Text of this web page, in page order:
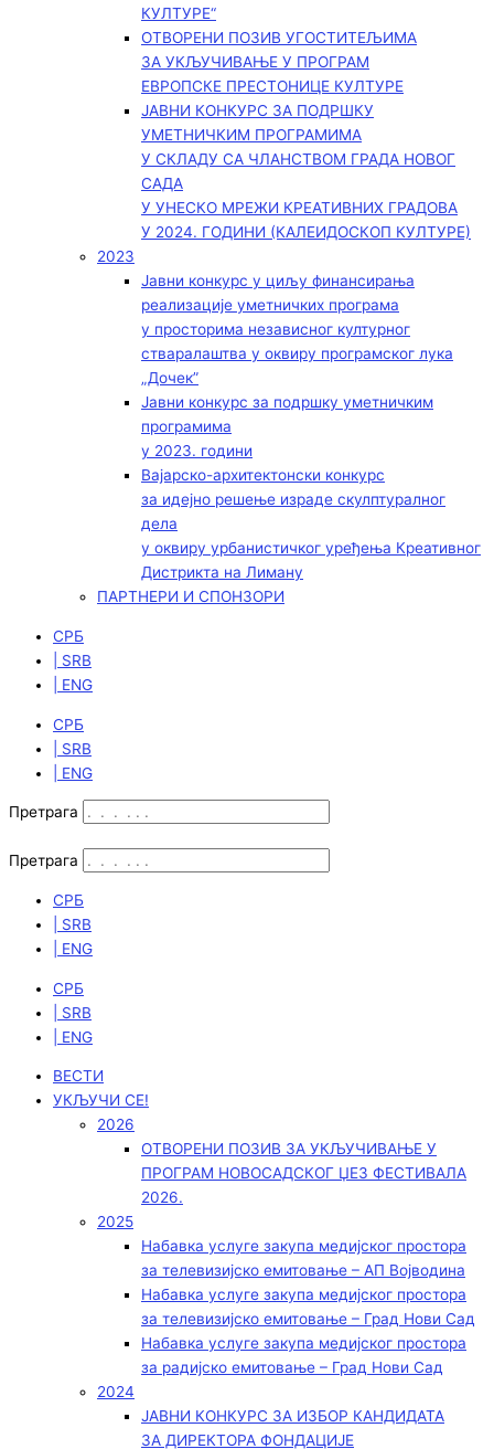
КУЛТУРЕ“
ОТВОРЕНИ ПОЗИВ УГОСТИТЕЉИМА
ЗА УКЉУЧИВАЊЕ У ПРОГРАМ
ЕВРОПСКЕ ПРЕСТОНИЦЕ КУЛТУРЕ
ЈАВНИ КОНКУРС ЗА ПОДРШКУ
УМЕТНИЧКИМ ПРОГРАМИМА
У СКЛАДУ СА ЧЛАНСТВОМ ГРАДА НОВОГ
САДА
У УНЕСКО МРЕЖИ КРЕАТИВНИХ ГРАДОВА
У 2024. ГОДИНИ (КАЛЕИДОСКОП КУЛТУРЕ)
2023
Јавни конкурс у циљу финансирања
реализације уметничких програма
у просторима независног културног
стваралаштва у оквиру програмског лука
„Дочек”
Јавни конкурс за подршку уметничким
програмима
у 2023. години
Вајарско-архитектонски конкурс
за идејно решење израде скулптуралног
дела
у оквиру урбанистичког уређења Креативног
Дистрикта на Лиману
ПАРТНЕРИ И СПОНЗОРИ
СРБ
| SRB
| ENG
СРБ
| SRB
| ENG
Претрага
Претрага
СРБ
| SRB
| ENG
СРБ
| SRB
| ENG
ВЕСТИ
УКЉУЧИ СЕ!
2026
ОТВОРЕНИ ПОЗИВ ЗА УКЉУЧИВАЊЕ У
ПРОГРАМ НОВОСАДСКОГ ЏЕЗ ФЕСТИВАЛА
2026.
2025
Набавка услуге закупа медијског простора
за телевизијско емитовање – АП Војводинa
Набавка услуге закупа медијског простора
за телевизијско емитовање – Град Нови Сад
Набавка услуге закупа медијског простора
за радијско емитовање – Град Нови Сад
2024
ЈАВНИ КОНКУРС ЗА ИЗБОР КАНДИДАТА
ЗА ДИРЕКТОРА ФОНДАЦИЈЕ